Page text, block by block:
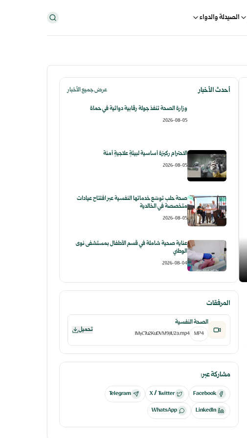
الصيدلة والدواء
أحدث الأخبار عرض جميع الأخبار
وزارة الصحة تنفذ جولة رقابية دوائية في حماة
2026-08-05
الاحترام ركيزة أساسية لبيئةٍ علاجيةٍ آمنة
2026-08-05
صحة حلب توسّع خدماتها النفسية عبر افتتاح عيادات
متخصصة في الخالدية
2026-08-05
عناية صحية شاملة في قسم الأطفال بمستشفى نوى
الوطني
2026-08-04
المرفقات
الصحة النفسية
MP4
lMyC7u2KuDVM9j1U2a.mp4 تحميل
مشاركة عبر:
Facebook
X / Twitter
Telegram
LinkedIn
WhatsApp